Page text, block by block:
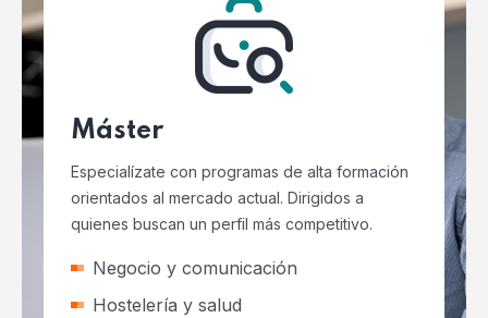
Máster
Especialízate con programas de alta formación
orientados al mercado actual. Dirigidos a
quienes buscan un perfil más competitivo.
Negocio y comunicación
Hostelería y salud